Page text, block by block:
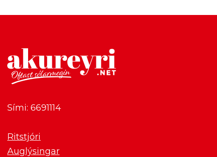
Sími: 6691114
Ritstjóri
Auglýsingar